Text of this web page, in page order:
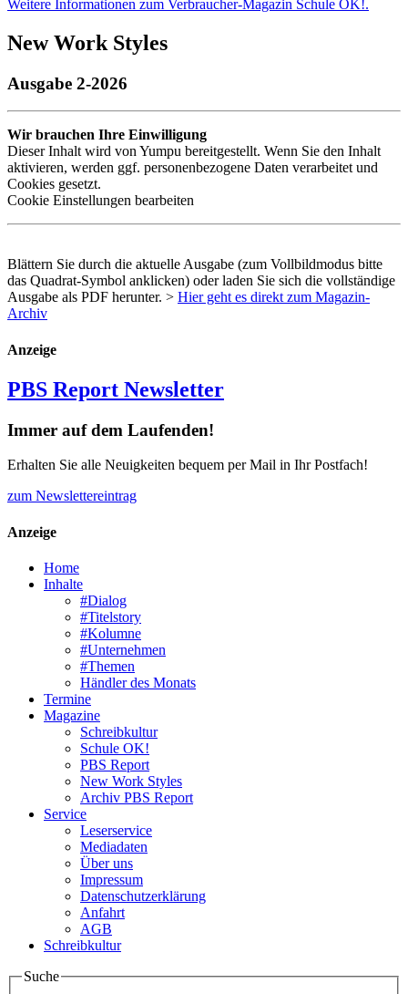
Weitere Informationen zum Verbraucher-Magazin Schule OK!.
New Work Styles
Ausgabe 2-2026
Wir brauchen Ihre Einwilligung
Dieser Inhalt wird von Yumpu bereitgestellt. Wenn Sie den Inhalt
aktivieren, werden ggf. personenbezogene Daten verarbeitet und
Cookies gesetzt.
Cookie Einstellungen bearbeiten
Blättern Sie durch die aktuelle Ausgabe (zum Vollbildmodus bitte
das Quadrat-Symbol anklicken) oder laden Sie sich die vollständige
Ausgabe als PDF herunter. > Hier geht es direkt zum Magazin-
Archiv
Anzeige
PBS Report Newsletter
Immer auf dem Laufenden!
Erhalten Sie alle Neuigkeiten bequem per Mail in Ihr Postfach!
zum Newslettereintrag
Anzeige
Home
Inhalte
#Dialog
#Titelstory
#Kolumne
#Unternehmen
#Themen
Händler des Monats
Termine
Magazine
Schreibkultur
Schule OK!
PBS Report
New Work Styles
Archiv PBS Report
Service
Leserservice
Mediadaten
Über uns
Impressum
Datenschutzerklärung
Anfahrt
AGB
Schreibkultur
Suche